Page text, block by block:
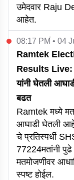
उमेदवार Raju
आहेत.
08:17 PM • 04
Ramtek
Results Live:
यांनी घेतली
बढत
Ramtek मध्ये
आघाडी घेतली
चे प्रतिस्पर्धी
77224मतांनी
मतमोजणीवर
स्पष्ट होईल.